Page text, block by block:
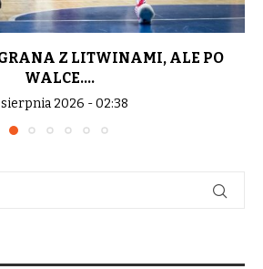
Z LITWINAMI, ALE PO
WALCE....
2026 - 02:38